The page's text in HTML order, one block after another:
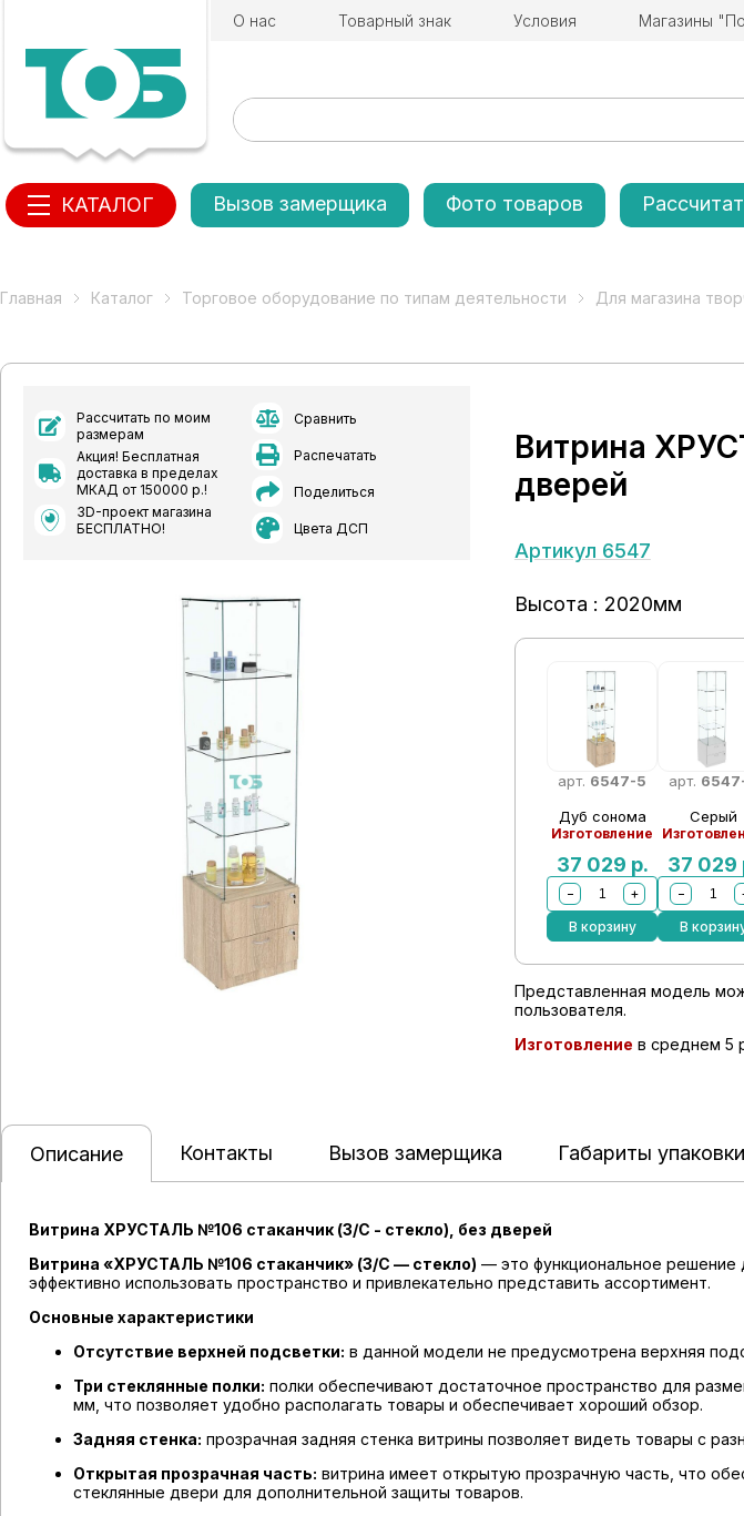
О нас Товарный знак Условия Магазины
КАТАЛОГ Вызов замерщика Фото товаров
Главная Каталог Торговое оборудование по типам деятельности Для магазина
Рассчитать по моим
размерам
Акция! Бесплатная
доставка в пределах
МКАД от 150000 р.!
3D-проект магазина
БЕСПЛАТНО!
Сравнить
Распечатать
Поделиться
Цвета ДСП
Витрина
дверей
Артикул 6547
Высота : 2020мм
арт. 6547-5
Дуб сонома
Изготовление
37 029 р.
−
+
В корзину
арт.
Серый
37 029
−
В
Представленная модель
пользователя.
Изготовление в среднем 5
Описание Контакты Вызов замерщика Габариты упаковки
Витрина ХРУСТАЛЬ №106 стаканчик (З/C - стекло), без дверей
Витрина «ХРУСТАЛЬ №106 стаканчик» (З/C — стекло) — это функциональное решение
эффективно использовать пространство и привлекательно представить ассортимент.
Основные характеристики
Отсутствие верхней подсветки: в данной модели не предусмотрена верхняя
Три стеклянные полки: полки обеспечивают достаточное пространство для
мм, что позволяет удобно располагать товары и обеспечивает хороший обзор.
Задняя стенка: прозрачная задняя стенка витрины позволяет видеть товары с
Открытая прозрачная часть: витрина имеет открытую прозрачную часть, что
стеклянные двери для дополнительной защиты товаров.